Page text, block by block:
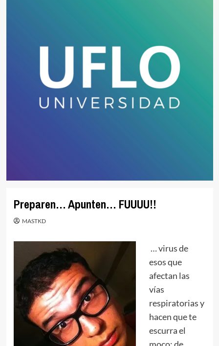
Preparen… Apunten… FUUUU!!
MASTKD
… virus de
esos que
afectan las
vías
respiratorias y
hacen que te
escurra el